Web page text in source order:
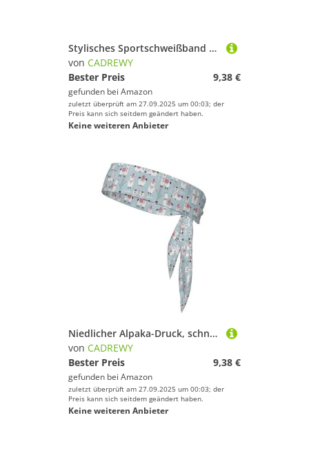
Stylisches Sportschweißband mit Regenbogen-Sonnenblumen-Druck, dehnbar, atmungsaktiv und feuchtigkeitsableitend, Stirnband für das Fitnessstudio
von CADREWY
Bester Preis
9,38 €
gefunden bei Amazon
zuletzt überprüft am 27.09.2025 um 00:03; der
Preis kann sich seitdem geändert haben.
Keine weiteren Anbieter
Niedlicher Alpaka-Druck, schnelltrocknend, Sport-Kopfband, feuchtigkeitsableitendes Stirnband für Damen und Herren für Tennis
von CADREWY
Bester Preis
9,38 €
gefunden bei Amazon
zuletzt überprüft am 27.09.2025 um 00:03; der
Preis kann sich seitdem geändert haben.
Keine weiteren Anbieter